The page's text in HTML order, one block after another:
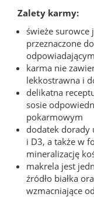
Zalety karmy:
świeże surowce
przeznaczone
karma nie
lekkostrawna i
delikatna
sosie
pokarmowym
dodatek dorady
i D3, a także w
mineralizację
makrela jest
źródło białka
wzmacniające